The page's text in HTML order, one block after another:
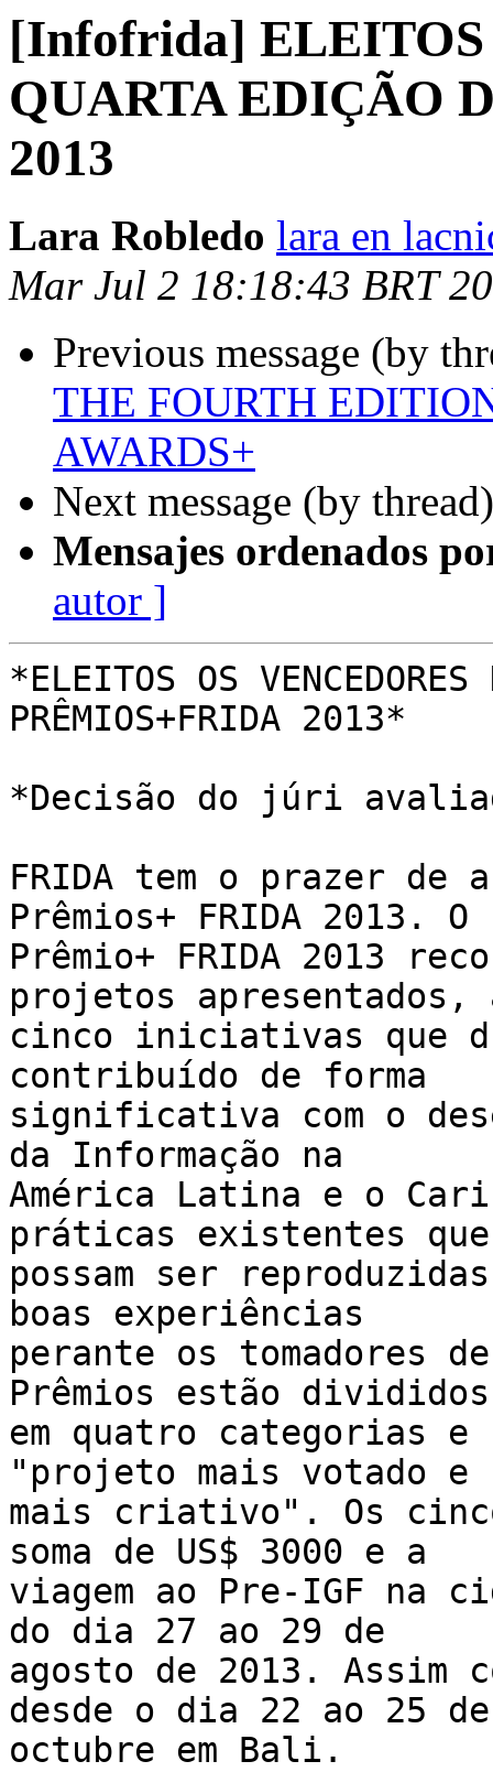
[Infofrida] ELEITOS
QUARTA EDIÇÃO
2013
Lara Robledo lara en
Mar Jul 2 18:18:43 BRT
Previous message (by
THE FOURTH
AWARDS+
Next message (by
Mensajes ordenados
autor ]
*ELEITOS OS
PRÊMIOS+FRIDA 2013*
*Decisão do júri
FRIDA tem o prazer de
Prêmios+ FRIDA 2013. O
Prêmio+ FRIDA 2013
projetos
cinco iniciativas que
contribuído de forma
significativa com o
da Informação na
América Latina e o
práticas existentes
possam ser
boas experiências
perante os tomadores
Prêmios estão
em quatro categorias e
"projeto mais votado e
mais criativo". Os
soma de US$ 3000 e a
viagem ao Pre-IGF na
do dia 27 ao 29 de
agosto de 2013. Assim
desde o dia 22 ao 25
octubre em Bali.